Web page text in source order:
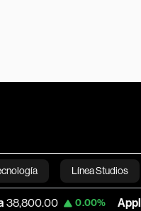
Línea Studios
English
0.00% Apple 309.25